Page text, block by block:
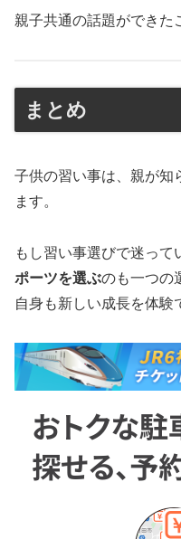
親子共通の話題ができた
まとめ
子供の習い事は、親が知
ます。
もし習い事選びで迷って
ポーツを選ぶのも一つの
自身も新しい成長を体験